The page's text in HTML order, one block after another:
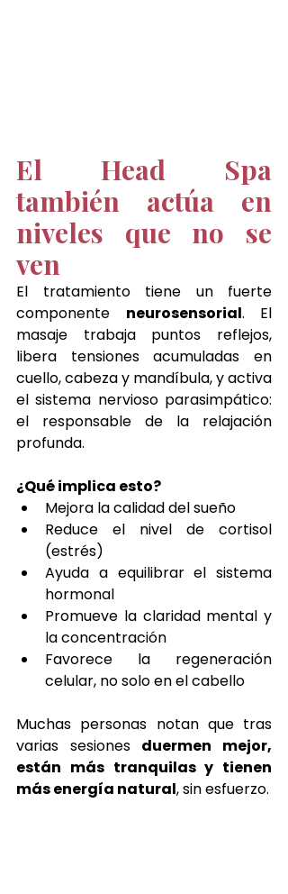
El Head Spa
también actúa en
niveles que no se
ven
El tratamiento tiene un fuerte
componente neurosensorial. El
masaje trabaja puntos reflejos,
libera tensiones acumuladas en
cuello, cabeza y mandíbula, y activa
el sistema nervioso parasimpático:
el responsable de la relajación
profunda.
¿Qué implica esto?
Mejora la calidad del sueño
Reduce el nivel de cortisol
(estrés)
Ayuda a equilibrar el sistema
hormonal
Promueve la claridad mental y
la concentración
Favorece la regeneración
celular, no solo en el cabello
Muchas personas notan que tras
varias sesiones duermen mejor,
están más tranquilas y tienen
más energía natural, sin esfuerzo.